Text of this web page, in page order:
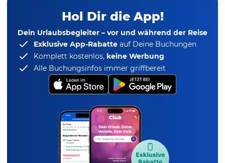
Hol Dir die App!
Dein Urlaubsbegleiter – vor und während der Reise
Exklusive App-Rabatte auf Deine Buchungen
Komplett kostenlos, keine Werbung
Alle Buchungsinfos immer griffbereit